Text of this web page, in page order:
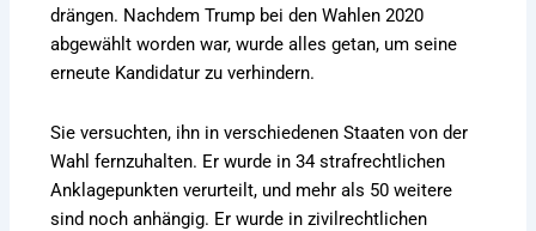
drängen. Nachdem Trump bei den Wahlen 2020
abgewählt worden war, wurde alles getan, um seine
erneute Kandidatur zu verhindern.
Sie versuchten, ihn in verschiedenen Staaten von der
Wahl fernzuhalten. Er wurde in 34 strafrechtlichen
Anklagepunkten verurteilt, und mehr als 50 weitere
sind noch anhängig. Er wurde in zivilrechtlichen